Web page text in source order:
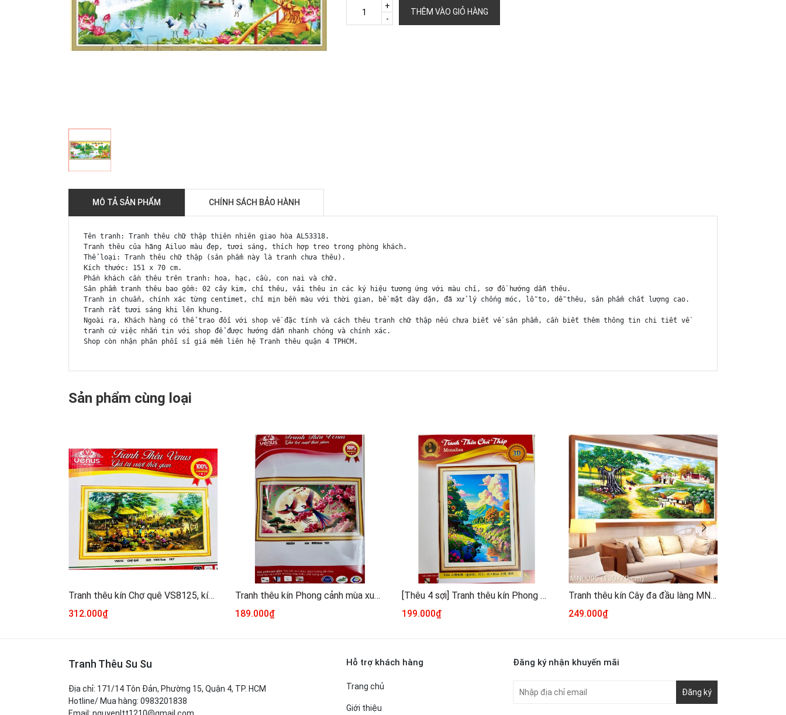
-
+
THÊM VÀO GIỎ HÀNG
MÔ TẢ SẢN PHẨM CHÍNH SÁCH BẢO HÀNH
Tên tranh: Tranh thêu chữ thập thiên nhiên giao hòa AL53318.
Tranh thêu của hãng Ailuo màu đẹp, tươi sáng, thích hợp treo trong phòng khách.
Thể loại: Tranh thêu chữ thập (sản phẩm này là tranh chưa thêu).
Kích thước: 151 x 70 cm.
Phần khách cần thêu trên tranh: hoa, hạc, cầu, con nai và chữ.
Sản phẩm tranh thêu bao gồm: 02 cây kim, chỉ thêu, vải thêu in các ký hiệu tương ứng với màu chỉ, sơ đồ hướng dẫn thêu.
Tranh in chuẩn, chính xác từng centimet, chỉ mịn bền màu với thời gian, bề mặt dày dặn, đã xử lý chống móc, lỗ to, dễ thêu, sản phẩm chất lượng cao.
Tranh rất tươi sáng khi lên khung.
Ngoài ra, Khách hàng có thể trao đổi với shop về đặc tính và cách thêu tranh chữ thập nếu chưa biết về sản phẩm, cần biết thêm thông tin chi tiết về
tranh cứ việc nhắn tin với shop để được hướng dẫn nhanh chóng và chính xác.
Shop còn nhận phân phối sỉ giá mềm liên hệ Tranh thêu quận 4 TPHCM.
Sản phẩm cùng loại
Tranh thêu kín Chợ quê VS8125, kích thước 150 x 75 cm
312.000₫
Tranh thêu kín Phong cảnh mùa xuân VS8254, kích thước 90 x 50 cm
189.000₫
[Thêu 4 sợi] Tranh thêu kín Phong cảnh mộng mơ 5366, kích thước 60 x 80 cm
199.000₫
Tranh thêu kín Cây đa đầu làng MN0095, kích thước 130 x 70 cm
249.000₫
Tranh Thêu Su Su
Địa chỉ: 171/14 Tôn Đản, Phường 15, Quận 4, TP. HCM
Hotline/ Mua hàng: 0983201838
Hỗ trợ khách hàng
Trang chủ
Giới thiệu
Đăng ký nhận khuyến mãi
Đăng ký